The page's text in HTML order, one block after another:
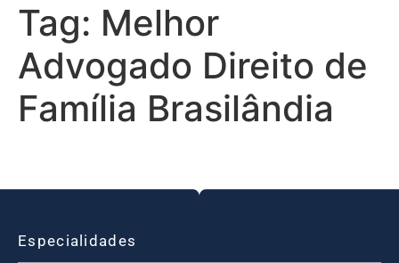
Tag: Melhor
Advogado Direito de
Família Brasilândia
Especialidades